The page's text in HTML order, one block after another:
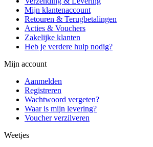
Mijn klantenaccount
Retouren & Terugbetalingen
Acties & Vouchers
Zakelijke klanten
Heb je verdere hulp nodig?
Mijn account
Aanmelden
Registreren
Wachtwoord vergeten?
Waar is mijn levering?
Voucher verzilveren
Weetjes